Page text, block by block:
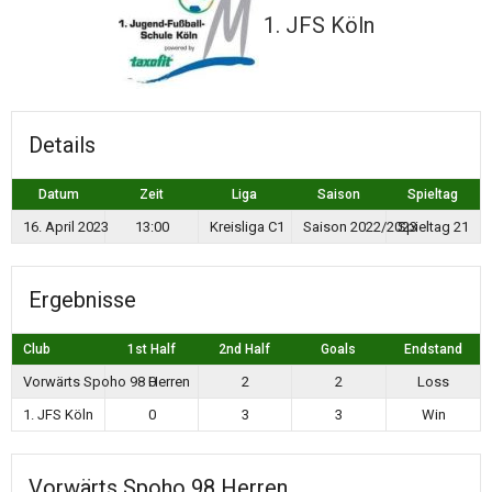
1. JFS Köln
Details
Datum Zeit Liga Saison Spieltag
16. April 2023 13:00 Kreisliga C1 Saison 2022/2023Spieltag 21
Ergebnisse
Club 1st Half 2nd Half Goals Endstand
Vorwärts Spoho 98 Herren
0 2 2
Loss
1. JFS Köln
0 3 3 Win